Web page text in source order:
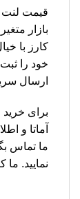
بازار
کارز با
خود را
ارسال
آماتا و
ما تماس
نمایید.